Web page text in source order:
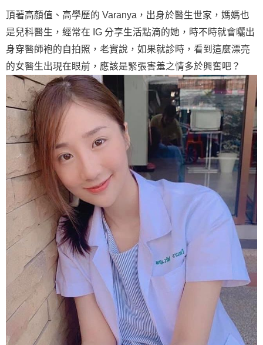
頂著高顏值、高學歷的 Varanya，出身於醫生世家，媽媽也
是兒科醫生，經常在 IG 分享生活點滴的她，時不時就會曬出
身穿醫師袍的自拍照，老實說，如果就診時，看到這麼漂亮
的女醫生出現在眼前，應該是緊張害羞之情多於興奮吧？